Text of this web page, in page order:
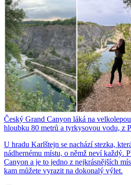
Český Grand Canyon láká na
hloubku 80 metrů a tyrkysovou vodu, z
U hradu Karlštejn se nachází stezka,
nádhernému místu, o němž neví každý.
Canyon a je to jedno z nejkrásnějších
kam můžete vyrazit na dokonalý výlet.